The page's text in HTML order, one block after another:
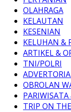
OLAHRAGA
KELAUTAN
KESENIAN
KELUHAN &
ARTIKEL &
TNI/POLRI
OBROLAN
TRIP ON